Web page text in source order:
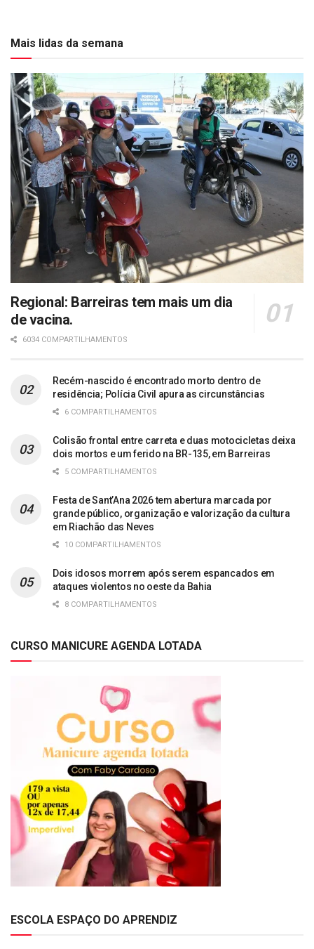
Mais lidas da semana
Regional: Barreiras tem mais um dia
de vacina.
6034 COMPARTILHAMENTOS
Recém-nascido é encontrado morto dentro de
residência; Polícia Civil apura as circunstâncias
6 COMPARTILHAMENTOS
Colisão frontal entre carreta e duas motocicletas deixa
dois mortos e um ferido na BR-135, em Barreiras
5 COMPARTILHAMENTOS
Festa de Sant’Ana 2026 tem abertura marcada por
grande público, organização e valorização da cultura
em Riachão das Neves
10 COMPARTILHAMENTOS
Dois idosos morrem após serem espancados em
ataques violentos no oeste da Bahia
8 COMPARTILHAMENTOS
CURSO MANICURE AGENDA LOTADA
ESCOLA ESPAÇO DO APRENDIZ